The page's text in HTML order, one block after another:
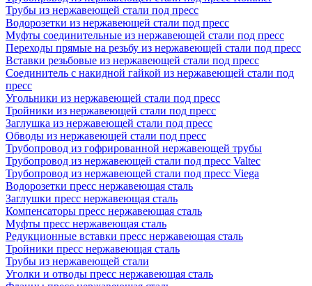
Трубы из нержавеющей стали под пресс
Водорозетки из нержавеющей стали под пресс
Муфты соединительные из нержавеющей стали под пресс
Переходы прямые на резьбу из нержавеющей стали под пресс
Вставки резьбовые из нержавеющей стали под пресс
Соединитель с накидной гайкой из нержавеющей стали под
пресс
Угольники из нержавеющей стали под пресс
Тройники из нержавеющей стали под пресс
Заглушка из нержавеющей стали под пресс
Обводы из нержавеющей стали под пресс
Трубопровод из гофрированной нержавеющей трубы
Трубопровод из нержавеющей стали под пресс Valtec
Трубопровод из нержавеющей стали под пресс Viega
Водорозетки пресс нержавеющая сталь
Заглушки пресс нержавеющая сталь
Компенсаторы пресс нержавеющая сталь
Муфты пресс нержавеющая сталь
Редукционные вставки пресс нержавеющая сталь
Тройники пресс нержавеющая сталь
Трубы из нержавеющей стали
Уголки и отводы пресс нержавеющая сталь